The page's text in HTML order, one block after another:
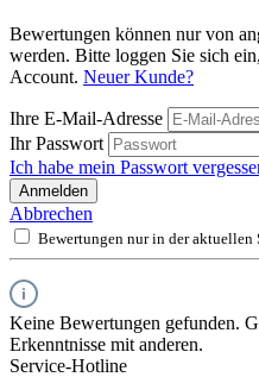
Bewertungen können nur von
werden. Bitte loggen Sie sich
Account. Neuer Kunde?
Ihre E-Mail-Adresse
Ihr Passwort
Ich habe mein Passwort
Anmelden
Abbrechen
Bewertungen nur in der aktuellen
Keine Bewertungen gefunden.
Erkenntnisse mit anderen.
Service-Hotline